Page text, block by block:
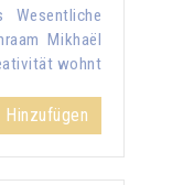
Wesentliche
Mikhaël
wohnt
Hinzufügen